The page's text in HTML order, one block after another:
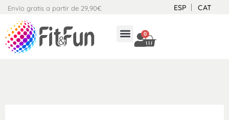
contenido
Envío gratis a partir de 29,90€ ESP CAT
0
CARRITO